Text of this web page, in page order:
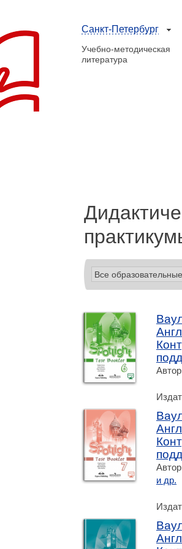
Санкт-Петербург
Учебно-методическая
литература
и др.